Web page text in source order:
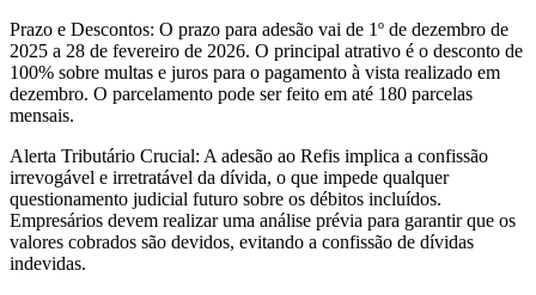
Prazo e Descontos: O prazo para adesão vai de 1º de dezembro de
2025 a 28 de fevereiro de 2026. O principal atrativo é o desconto de
100% sobre multas e juros para o pagamento à vista realizado em
dezembro. O parcelamento pode ser feito em até 180 parcelas
mensais.
Alerta Tributário Crucial: A adesão ao Refis implica a confissão
irrevogável e irretratável da dívida, o que impede qualquer
questionamento judicial futuro sobre os débitos incluídos.
Empresários devem realizar uma análise prévia para garantir que os
valores cobrados são devidos, evitando a confissão de dívidas
indevidas.